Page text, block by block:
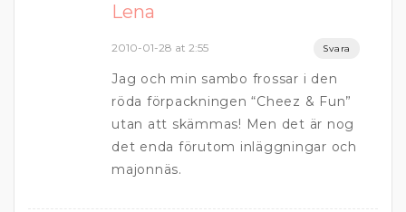
Lena
2010-01-28 at 2:55 Svara
Jag och min sambo frossar i den
röda förpackningen “Cheez & Fun”
utan att skämmas! Men det är nog
det enda förutom inläggningar och
majonnäs.